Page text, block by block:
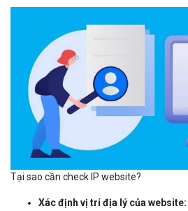
Tại sao cần check IP website?
Xác định vị trí địa lý của website: